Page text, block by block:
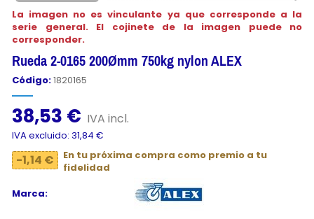
La imagen no es vinculante ya que corresponde a la
serie general. El cojinete de la imagen puede no
corresponder.
Rueda 2-0165 200Ømm 750kg nylon ALEX
Código:1820165
38,53 € IVA incl.
IVA excluido: 31,84 €
-1,14 €
En tu próxima compra como premio a tu
fidelidad
Marca: